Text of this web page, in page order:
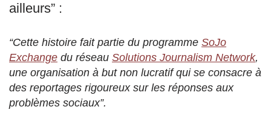
ailleurs” :
“Cette histoire fait partie du programme SoJo
Exchange du réseau Solutions Journalism Network,
une organisation à but non lucratif qui se consacre à
des reportages rigoureux sur les réponses aux
problèmes sociaux”.